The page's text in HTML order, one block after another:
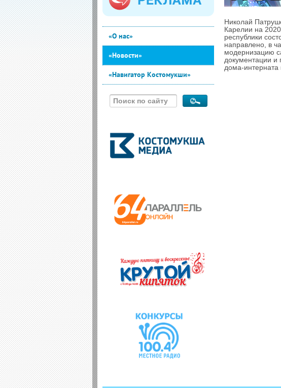
«О нас»
«Новости»
«Навигатор Костомукши»
Николай
Карелии на
республики
направлено, в
модернизацию
документации и
дома-интерната